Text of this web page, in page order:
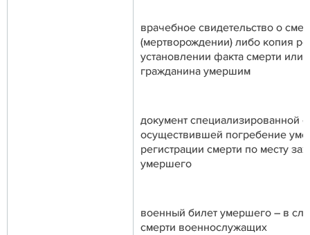
врачебное свидетельство о
(мертворождении) либо копия
установлении факта смерти или
гражданина умершим
документ специализированной
осуществившей погребение
регистрации смерти по месту
умершего
военный билет умершего – в
смерти военнослужащих